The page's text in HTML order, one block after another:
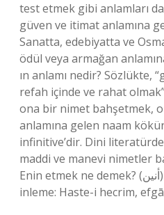
test etmek gibi anlamları
güven ve itimat anlamına
Sanatta, edebiyatta ve
ödül veya armağan
ın anlamı nedir? Sözlükte,
refah içinde ve rahat
ona bir nimet bahşetmek,
anlamına gelen naam
infinitive’dir. Dini
maddi ve manevi nimetler
Enin etmek ne demek? (ﺃﻧﻴﻦ) i. (Ar. enín) İnleme,
inleme: Haste-i hecrim,